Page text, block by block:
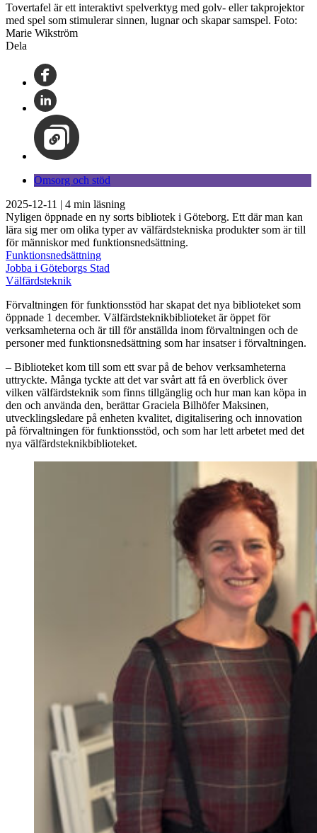
Tovertafel är ett interaktivt spelverktyg med golv- eller takprojektor
med spel som stimulerar sinnen, lugnar och skapar samspel. Foto:
Marie Wikström
Dela
Omsorg och stöd
2025-12-11 | 4 min läsning
Nyligen öppnade en ny sorts bibliotek i Göteborg. Ett där man kan
lära sig mer om olika typer av välfärdstekniska produkter som är till
för människor med funktionsnedsättning.
Funktionsnedsättning
Jobba i Göteborgs Stad
Välfärdsteknik
Förvaltningen för funktionsstöd har skapat det nya biblioteket som
öppnade 1 december. Välfärdsteknikbiblioteket är öppet för
verksamheterna och är till för anställda inom förvaltningen och de
personer med funktionsnedsättning som har insatser i förvaltningen.
– Biblioteket kom till som ett svar på de behov verksamheterna
uttryckte. Många tyckte att det var svårt att få en överblick över
vilken välfärdsteknik som finns tillgänglig och hur man kan köpa in
den och använda den, berättar Graciela Bilhöfer Maksinen,
utvecklingsledare på enheten kvalitet, digitalisering och innovation
på förvaltningen för funktionsstöd, och som har lett arbetet med det
nya välfärdsteknikbiblioteket.